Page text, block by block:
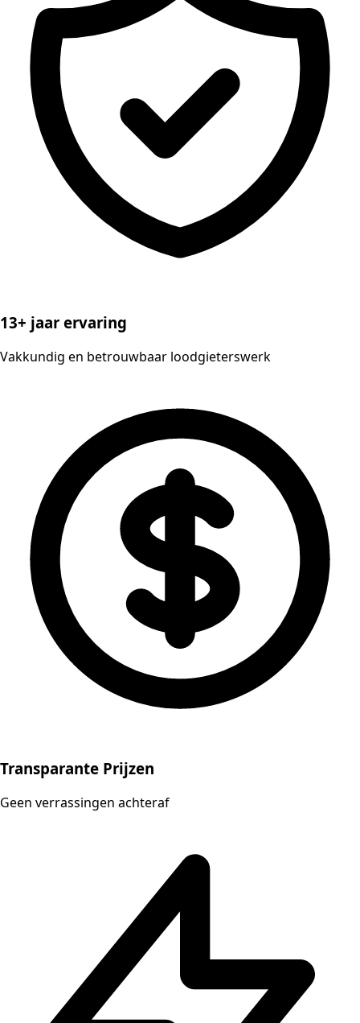
13+ jaar ervaring
Vakkundig en betrouwbaar loodgieterswerk
Transparante Prijzen
Geen verrassingen achteraf